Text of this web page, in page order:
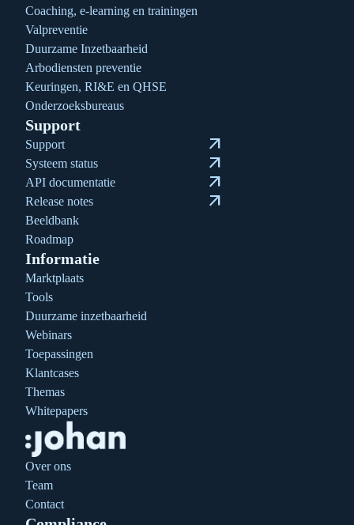
Coaching, e-learning en trainingen
Valpreventie
Duurzame Inzetbaarheid
Arbodiensten preventie
Keuringen, RI&E en QHSE
Onderzoeksbureaus
Support
Support arrow_outward
Systeem status arrow_outward
API documentatie arrow_outward
Release notes arrow_outward
Beeldbank
Roadmap
Informatie
Marktplaats
Tools
Duurzame inzetbaarheid
Webinars
Toepassingen
Klantcases
Themas
Whitepapers
Over ons
Team
Contact